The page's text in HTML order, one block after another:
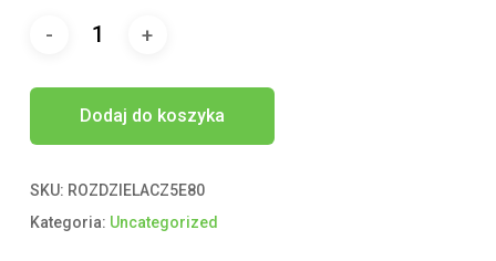
Dodaj do koszyka
SKU: ROZDZIELACZ5E80
Kategoria: Uncategorized